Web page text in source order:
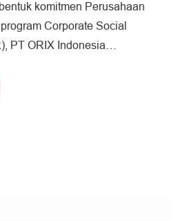
komitmen Perusahaan
Corporate Social
PT ORIX Indonesia
tema…